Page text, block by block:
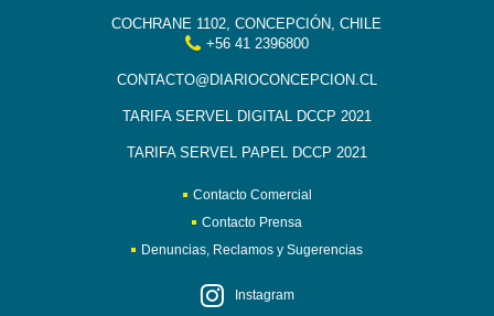
COCHRANE 1102, CONCEPCIÓN, CHILE
+56 41 2396800
CONTACTO@DIARIOCONCEPCION.CL
TARIFA SERVEL DIGITAL DCCP 2021
TARIFA SERVEL PAPEL DCCP 2021
Contacto Comercial
Contacto Prensa
Denuncias, Reclamos y Sugerencias
Instagram